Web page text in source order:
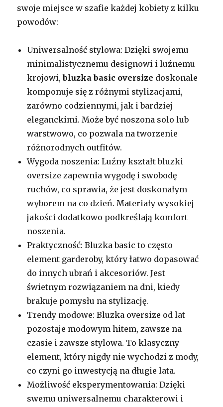
swoje miejsce w szafie każdej kobiety z kilku
powodów:
Uniwersalność stylowa: Dzięki swojemu
minimalistycznemu designowi i luźnemu
krojowi,bluzka basic oversize doskonale
komponuje się z różnymi stylizacjami,
zarówno codziennymi, jak i bardziej
eleganckimi. Może być noszona solo lub
warstwowo, co pozwala na tworzenie
różnorodnych outfitów.
Wygoda noszenia: Luźny kształt bluzki
oversize zapewnia wygodę i swobodę
ruchów, co sprawia, że jest doskonałym
wyborem na co dzień. Materiały wysokiej
jakości dodatkowo podkreślają komfort
noszenia.
Praktyczność: Bluzka basic to często
element garderoby, który łatwo dopasować
do innych ubrań i akcesoriów. Jest
świetnym rozwiązaniem na dni, kiedy
brakuje pomysłu na stylizację.
Trendy modowe: Bluzka oversize od lat
pozostaje modowym hitem, zawsze na
czasie i zawsze stylowa. To klasyczny
element, który nigdy nie wychodzi z mody,
co czyni go inwestycją na długie lata.
Możliwość eksperymentowania: Dzięki
swemu uniwersalnemu charakterowi i